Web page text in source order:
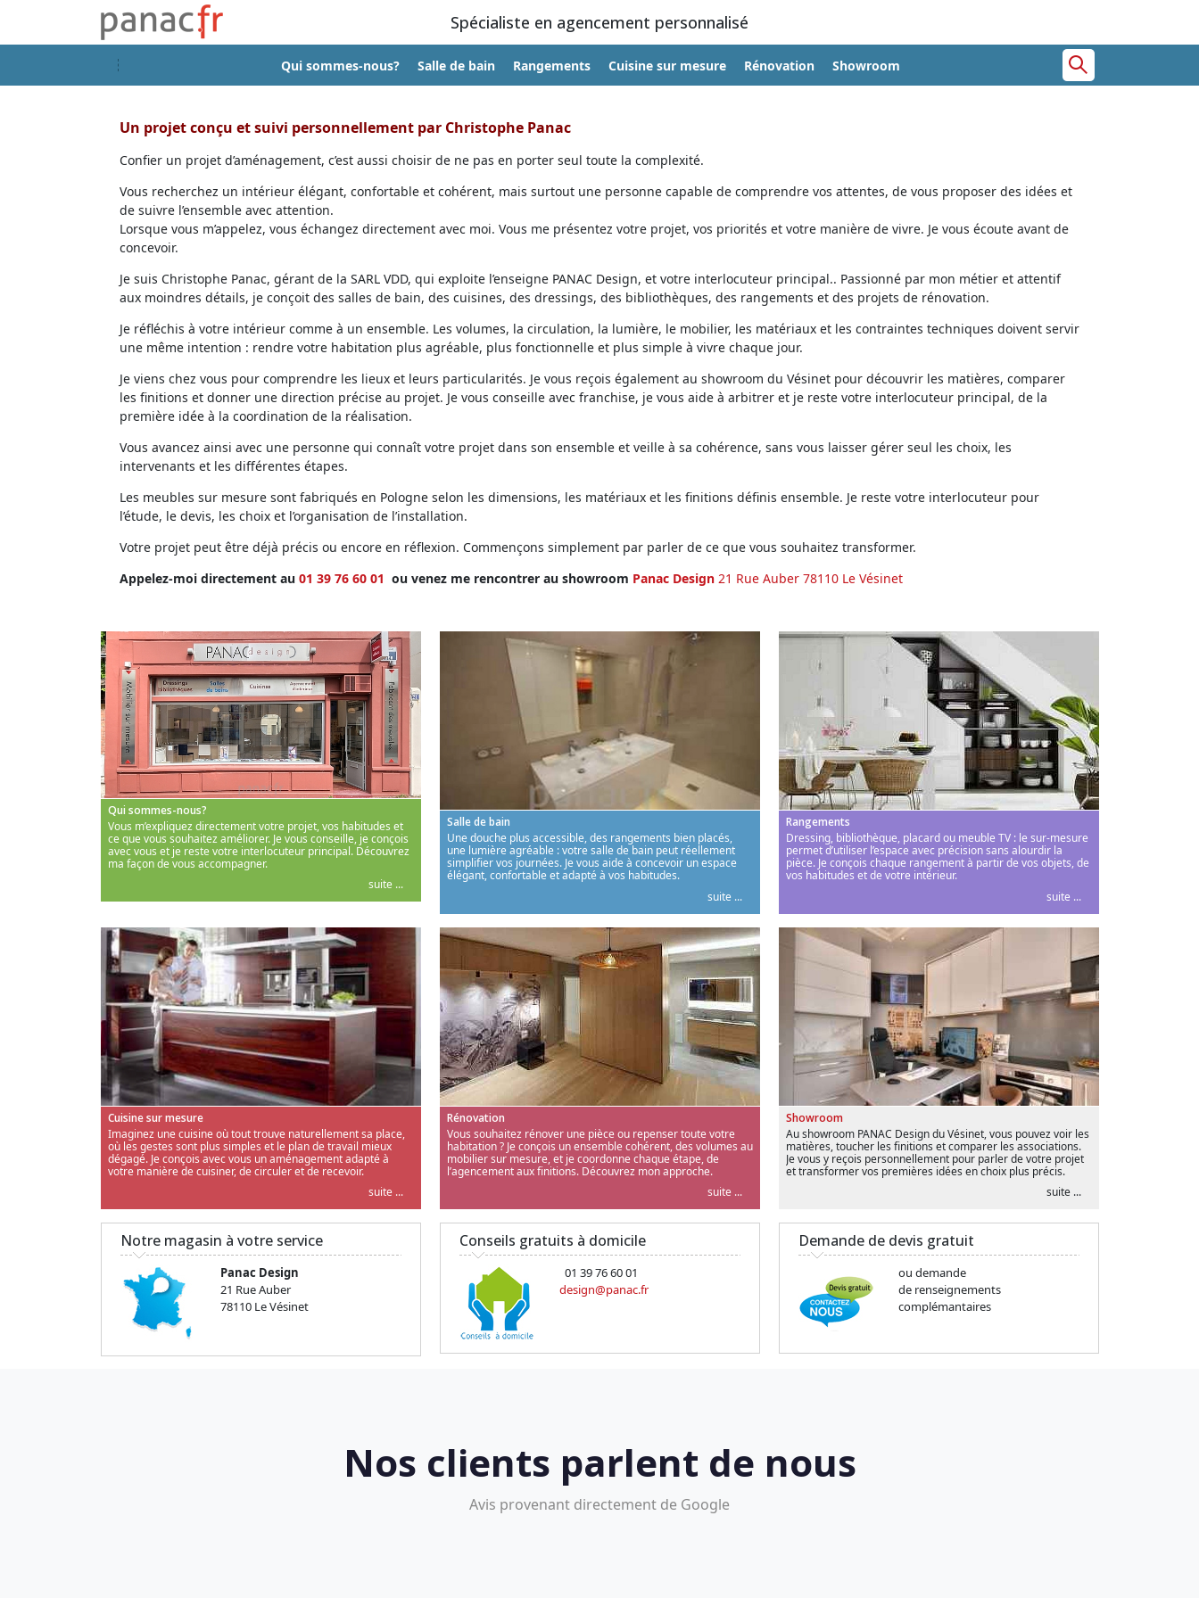
Spécialiste en agencement personnalisé
Qui sommes-nous? Salle de bain Rangements Cuisine sur mesure Rénovation Showroom
Un projet conçu et suivi personnellement par Christophe Panac
Confier un projet d’aménagement, c’est aussi choisir de ne pas en porter seul toute la complexité.
Vous recherchez un intérieur élégant, confortable et cohérent, mais surtout une personne capable de comprendre vos attentes, de vous proposer des idées et
de suivre l’ensemble avec attention.
Lorsque vous m’appelez, vous échangez directement avec moi. Vous me présentez votre projet, vos priorités et votre manière de vivre. Je vous écoute avant de
concevoir.
Je suis Christophe Panac, gérant de la SARL VDD, qui exploite l’enseigne PANAC Design, et votre interlocuteur principal.. Passionné par mon métier et attentif
aux moindres détails, je conçoit des salles de bain, des cuisines, des dressings, des bibliothèques, des rangements et des projets de rénovation.
Je réfléchis à votre intérieur comme à un ensemble. Les volumes, la circulation, la lumière, le mobilier, les matériaux et les contraintes techniques doivent servir
une même intention : rendre votre habitation plus agréable, plus fonctionnelle et plus simple à vivre chaque jour.
Je viens chez vous pour comprendre les lieux et leurs particularités. Je vous reçois également au showroom du Vésinet pour découvrir les matières, comparer
les finitions et donner une direction précise au projet. Je vous conseille avec franchise, je vous aide à arbitrer et je reste votre interlocuteur principal, de la
première idée à la coordination de la réalisation.
Vous avancez ainsi avec une personne qui connaît votre projet dans son ensemble et veille à sa cohérence, sans vous laisser gérer seul les choix, les
intervenants et les différentes étapes.
Les meubles sur mesure sont fabriqués en Pologne selon les dimensions, les matériaux et les finitions définis ensemble. Je reste votre interlocuteur pour
l’étude, le devis, les choix et l’organisation de l’installation.
Votre projet peut être déjà précis ou encore en réflexion. Commençons simplement par parler de ce que vous souhaitez transformer.
Appelez-moi directement au 01 39 76 60 01 ou venez me rencontrer au showroom Panac Design 21 Rue Auber 78110 Le Vésinet
Qui sommes-nous?
Vous m’expliquez directement votre projet, vos habitudes et
ce que vous souhaitez améliorer. Je vous conseille, je conçois
avec vous et je reste votre interlocuteur principal. Découvrez
ma façon de vous accompagner.
suite ...
Salle de bain
Une douche plus accessible, des rangements bien placés,
une lumière agréable : votre salle de bain peut réellement
simplifier vos journées. Je vous aide à concevoir un espace
élégant, confortable et adapté à vos habitudes.
suite ...
Rangements
Dressing, bibliothèque, placard ou meuble TV : le sur-mesure
permet d’utiliser l’espace avec précision sans alourdir la
pièce. Je conçois chaque rangement à partir de vos objets, de
vos habitudes et de votre intérieur.
suite ...
Cuisine sur mesure
Imaginez une cuisine où tout trouve naturellement sa place,
où les gestes sont plus simples et le plan de travail mieux
dégagé. Je conçois avec vous un aménagement adapté à
votre manière de cuisiner, de circuler et de recevoir.
suite ...
Rénovation
Vous souhaitez rénover une pièce ou repenser toute votre
habitation ? Je conçois un ensemble cohérent, des volumes au
mobilier sur mesure, et je coordonne chaque étape, de
l’agencement aux finitions. Découvrez mon approche.
suite ...
Showroom
Au showroom PANAC Design du Vésinet, vous pouvez voir les
matières, toucher les finitions et comparer les associations.
Je vous y reçois personnellement pour parler de votre projet
et transformer vos premières idées en choix plus précis.
suite ...
Notre magasin à votre service
Panac Design
21 Rue Auber
78110 Le Vésinet
Conseils gratuits à domicile
01 39 76 60 01
design@panac.fr
Demande de devis gratuit
ou demande
de renseignements
complémantaires
Nos clients parlent de nous
Avis provenant directement de Google